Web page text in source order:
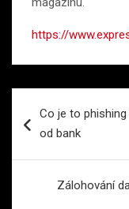
https://
proCo je to
od bank
Zálohování